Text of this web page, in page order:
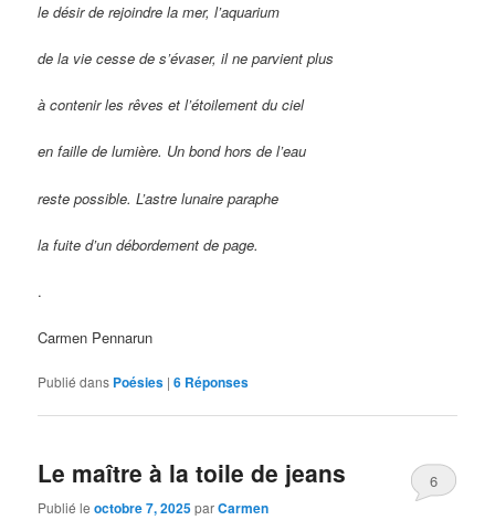
le désir de rejoindre la mer, l’aquarium
de la vie cesse de s’évaser,il ne parvient plus
à contenir les rêves et l’étoilement du ciel
en faille de lumière. Un bond hors de l’eau
reste possible. L’astre lunaire paraphe
la fuite d’un débordement de page.
.
Carmen Pennarun
Publié dans Poésies |6 Réponses
Le maître à la toile de jeans
Publié leoctobre 7, 2025parCarmen
6